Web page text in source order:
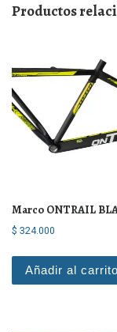
Productos
Marco ONTRAIL
$ 324.000
Añadir al carrito